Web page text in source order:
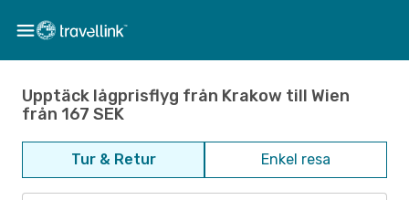
Upptäck lågprisflyg från Krakow till Wien
från 167 SEK
Tur & Retur Enkel resa